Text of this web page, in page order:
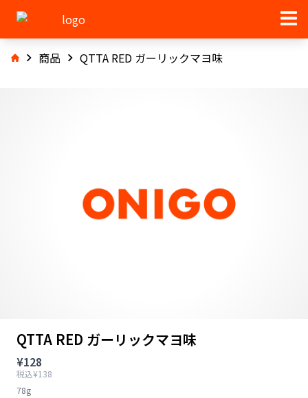
商品 QTTA RED ガーリックマヨ味
QTTA RED ガーリックマヨ味
¥128
税込¥138
78g